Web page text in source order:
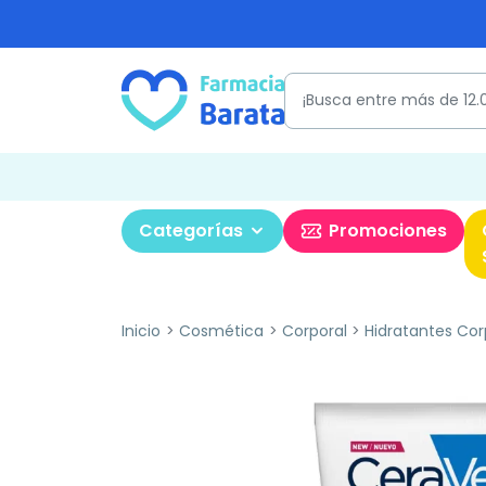
Categorías Promociones
Inicio Cosmética Corporal Hidratantes